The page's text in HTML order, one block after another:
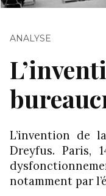
ANALYSE
L’invention de
Dreyfus. Paris,
notamment par